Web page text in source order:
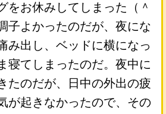
をお休みしてしまった（＾
子よかったのだが、夜にな
み出し、ベッドに横になっ
寝てしまったのだ。夜中に
たのだが、日中の外出の疲
が起きなかったので、その